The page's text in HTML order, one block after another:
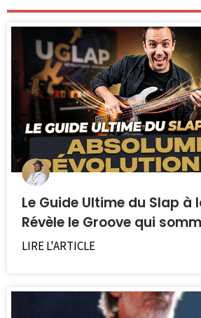
Les personnes qui ont
ont aussi apprécié
dessous.
Le Guide Ultime du Slap à
Révèle le Groove qui
LIRE L'ARTICLE